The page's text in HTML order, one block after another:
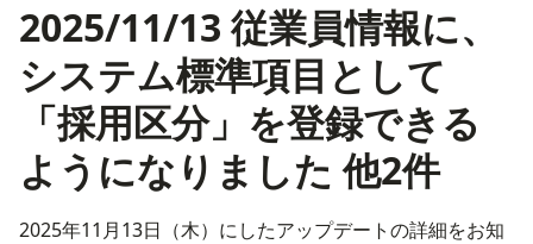
2025/11/13 従業員情報に、
システム標準項目として
「採用区分」を登録できる
ようになりました 他2件
2025年11月13日（木）にしたアップデートの詳細をお知